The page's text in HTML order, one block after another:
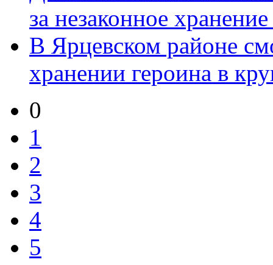
за незаконное
В Ярцевском районе
хранении героина в
0
1
2
3
4
5